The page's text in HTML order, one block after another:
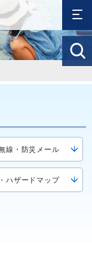
線・防災メール
ハザードマップ